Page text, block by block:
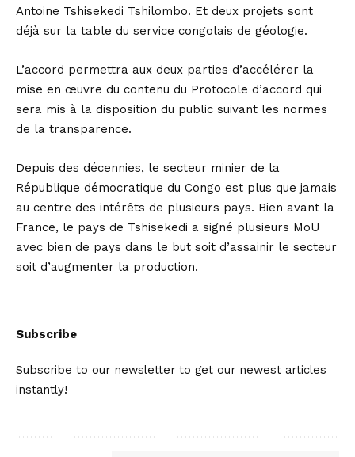
Antoine Tshisekedi Tshilombo. Et deux projets sont
déjà sur la table du service congolais de géologie.
L’accord permettra aux deux parties d’accélérer la
mise en œuvre du contenu du Protocole d’accord qui
sera mis à la disposition du public suivant les normes
de la transparence.
Depuis des décennies, le secteur minier de la
République démocratique du Congo est plus que jamais
au centre des intérêts de plusieurs pays. Bien avant la
France, le pays de Tshisekedi a signé plusieurs MoU
avec bien de pays dans le but soit d’assainir le secteur
soit d’augmenter la production.
Subscribe
Subscribe to our newsletter to get our newest articles
instantly!